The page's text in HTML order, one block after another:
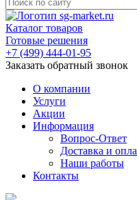
Каталог товаров
Готовые решения
+7 (499) 444-01-95
Заказать обратный звонок
О компании
Услуги
Акции
Информация
Вопрос-Ответ
Доставка и
Наши работы
Контакты